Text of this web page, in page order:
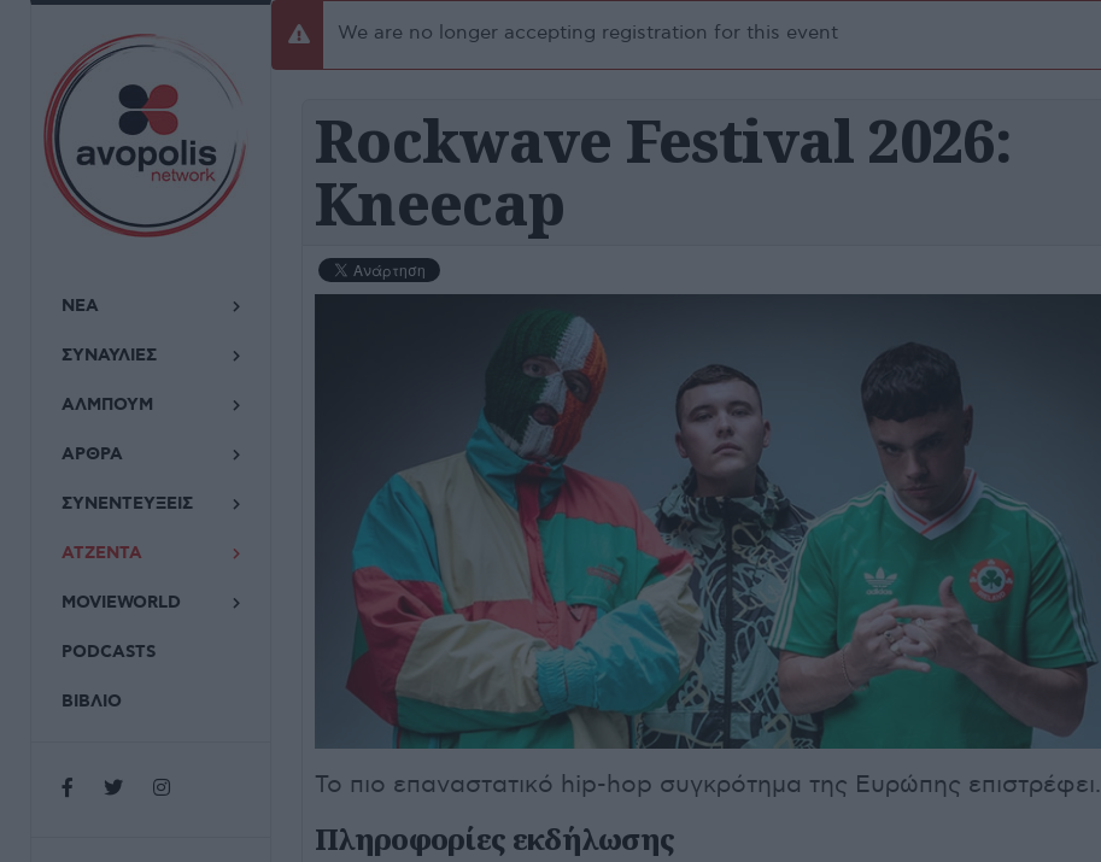
ΝΕΑ
ΣΥΝΑΥΛΙΕΣ
ΑΛΜΠΟΥΜ
ΑΡΘΡΑ
ΣΥΝΕΝΤΕΥΞΕΙΣ
ΑΤΖΕΝΤΑ
MOVIEWORLD
PODCASTS
ΒΙΒΛΙΟ
danger
We are no longer accepting registration for this event
Rockwave Festival 2026:
Kneecap
Το πιο επαναστατικό hip-hop συγκρότημα της Ευρώπης επιστρέφει.
Πληροφορίες εκδήλωσης